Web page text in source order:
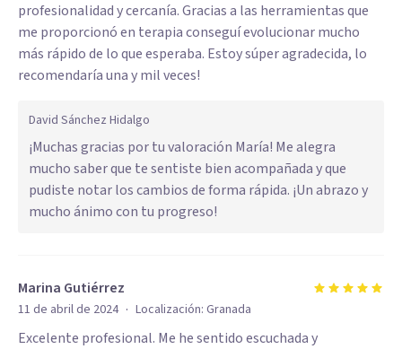
profesionalidad y cercanía. Gracias a las herramientas que
me proporcionó en terapia conseguí evolucionar mucho
más rápido de lo que esperaba. Estoy súper agradecida, lo
recomendaría una y mil veces!
David Sánchez Hidalgo
¡Muchas gracias por tu valoración María! Me alegra
mucho saber que te sentiste bien acompañada y que
pudiste notar los cambios de forma rápida. ¡Un abrazo y
mucho ánimo con tu progreso!
Marina Gutiérrez
11 de abril de 2024 · Localización: Granada
Excelente profesional. Me he sentido escuchada y